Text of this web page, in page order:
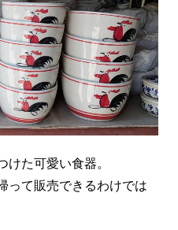
けた可愛い食器。
って販売できるわけでは